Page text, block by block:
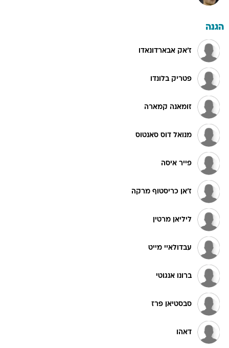
הגנה
ז'אק אבארדונאדו
פטריק בלונדו
זומאנה קמארה
מנואל דוס סאנטוס
פייר איסה
ז'אן כריסטוף מרקה
ליליאן מרטין
עבדולאיי מייט
ברונו אנגוטי
סבסטיאן פרז
דאהו